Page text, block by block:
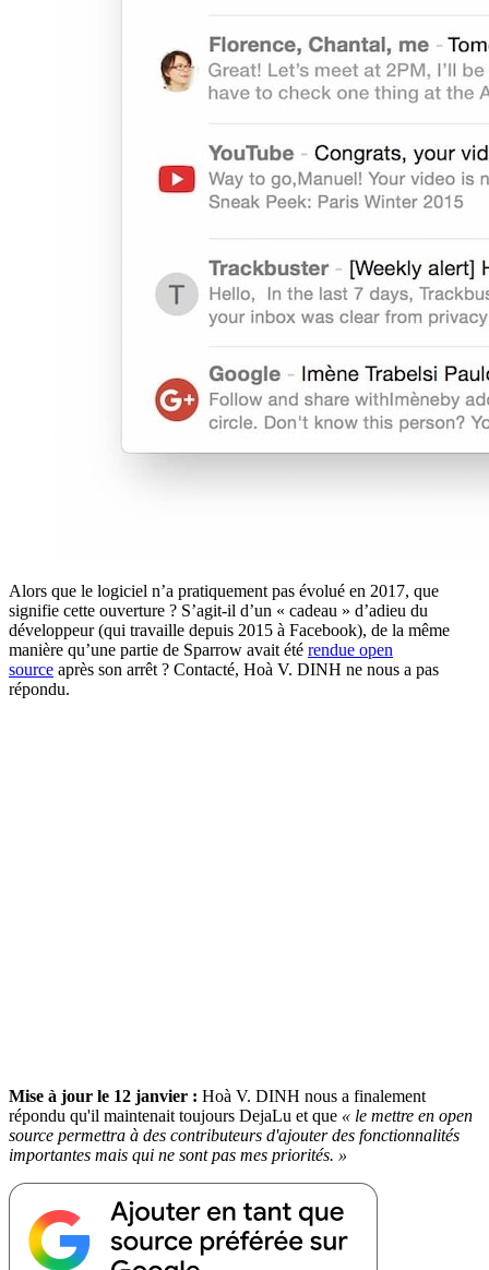
Alors que le logiciel n’a pratiquement pas évolué en 2017, que
signifie cette ouverture ? S’agit-il d’un « cadeau » d’adieu du
développeur (qui travaille depuis 2015 à Facebook), de la même
manière qu’une partie de Sparrow avait été rendue open
source après son arrêt ? Contacté, Hoà V. DINH ne nous a pas
répondu.
Mise à jour le 12 janvier : Hoà V. DINH nous a finalement
répondu qu'il maintenait toujours DejaLu et que « le mettre en open
source permettra à des contributeurs d'ajouter des fonctionnalités
importantes mais qui ne sont pas mes priorités. »